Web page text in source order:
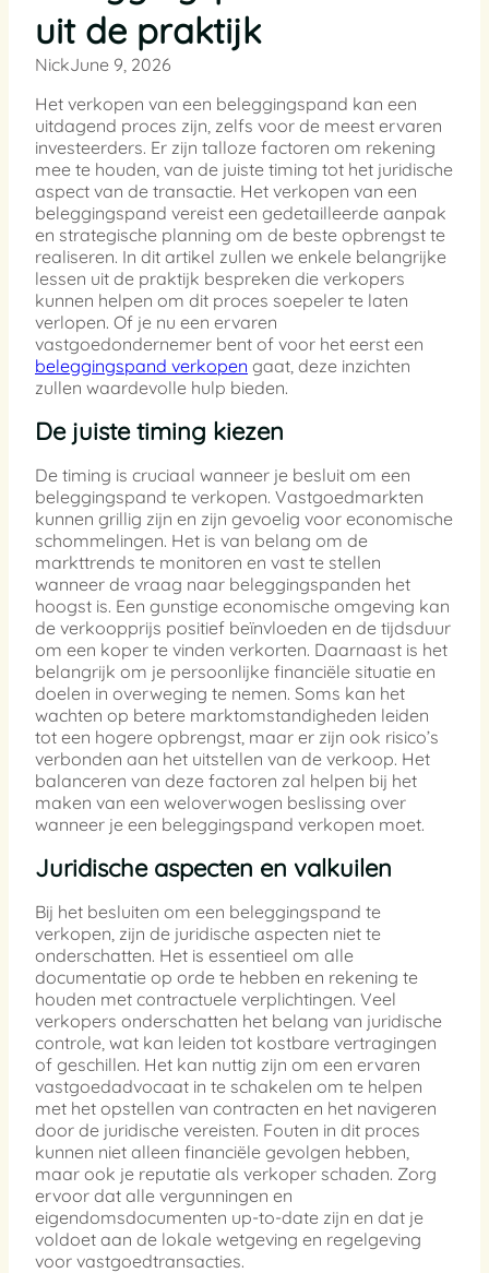
uit de praktijk
NickJune 9, 2026
Het verkopen van een beleggingspand kan een
uitdagend proces zijn, zelfs voor de meest ervaren
investeerders. Er zijn talloze factoren om rekening
mee te houden, van de juiste timing tot het juridische
aspect van de transactie. Het verkopen van een
beleggingspand vereist een gedetailleerde aanpak
en strategische planning om de beste opbrengst te
realiseren. In dit artikel zullen we enkele belangrijke
lessen uit de praktijk bespreken die verkopers
kunnen helpen om dit proces soepeler te laten
verlopen. Of je nu een ervaren
vastgoedondernemer bent of voor het eerst een
beleggingspand verkopen gaat, deze inzichten
zullen waardevolle hulp bieden.
De juiste timing kiezen
De timing is cruciaal wanneer je besluit om een
beleggingspand te verkopen. Vastgoedmarkten
kunnen grillig zijn en zijn gevoelig voor economische
schommelingen. Het is van belang om de
markttrends te monitoren en vast te stellen
wanneer de vraag naar beleggingspanden het
hoogst is. Een gunstige economische omgeving kan
de verkoopprijs positief beïnvloeden en de tijdsduur
om een koper te vinden verkorten. Daarnaast is het
belangrijk om je persoonlijke financiële situatie en
doelen in overweging te nemen. Soms kan het
wachten op betere marktomstandigheden leiden
tot een hogere opbrengst, maar er zijn ook risico’s
verbonden aan het uitstellen van de verkoop. Het
balanceren van deze factoren zal helpen bij het
maken van een weloverwogen beslissing over
wanneer je een beleggingspand verkopen moet.
Juridische aspecten en valkuilen
Bij het besluiten om een beleggingspand te
verkopen, zijn de juridische aspecten niet te
onderschatten. Het is essentieel om alle
documentatie op orde te hebben en rekening te
houden met contractuele verplichtingen. Veel
verkopers onderschatten het belang van juridische
controle, wat kan leiden tot kostbare vertragingen
of geschillen. Het kan nuttig zijn om een ervaren
vastgoedadvocaat in te schakelen om te helpen
met het opstellen van contracten en het navigeren
door de juridische vereisten. Fouten in dit proces
kunnen niet alleen financiële gevolgen hebben,
maar ook je reputatie als verkoper schaden. Zorg
ervoor dat alle vergunningen en
eigendomsdocumenten up-to-date zijn en dat je
voldoet aan de lokale wetgeving en regelgeving
voor vastgoedtransacties.